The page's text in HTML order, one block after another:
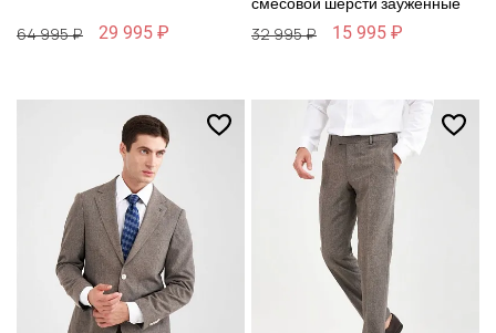
64 995 ₽ 29 995 ₽ 32 995 ₽ 15 995 ₽